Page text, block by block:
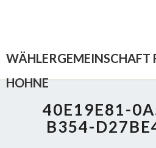
WÄHLERGEMEINSCHAFT
HOHNE
40E19E81-
B354-